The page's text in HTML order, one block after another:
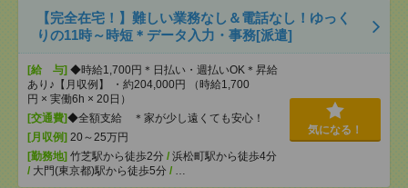
【完全在宅！】難しい業務なし＆電話なし！ゆっく
りの11時～時短＊データ入力・事務[派遣]
[給 与] ◆時給1,700円＊日払い・週払いOK＊昇給
あり♪【月収例】 ・約204,000円 （時給1,700
円 × 実働6h × 20日）
[交通費]◆全額支給 ＊家が少し遠くても安心！
[月収例] 20～25万円
[勤務地] 竹芝駅から徒歩2分 / 浜松町駅から徒歩4分
/ 大門(東京都)駅から徒歩5分 / …
気になる！